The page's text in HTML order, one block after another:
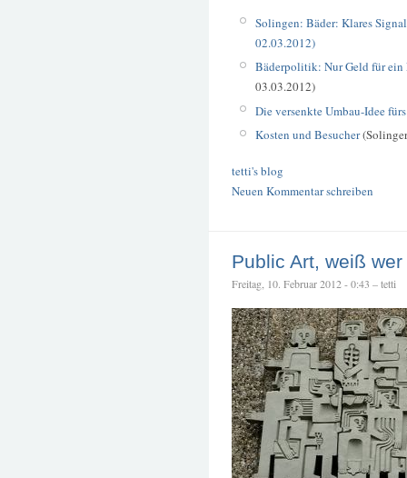
Solingen: Bäder: Klares
02.03.2012)
Bäderpolitik: Nur Geld für
03.03.2012)
Die versenkte Umbau-Idee
Kosten und Besucher
tetti's blog
Neuen Kommentar schreiben
Public Art, weiß
Freitag, 10. Februar 2012 - 0:43 – tetti